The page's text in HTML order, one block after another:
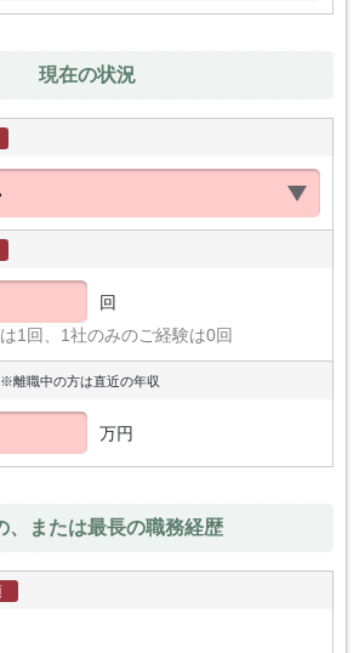
現在の状況
回
1回、1社のみのご経験は0回
※離職中の方は直近の年収
万円
、または最長の職務経歴